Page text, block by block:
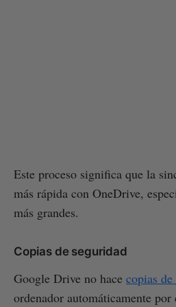
Este proceso significa que la
más rápida con OneDrive,
más grandes.
Copias de seguridad
Google Drive no hace copias
ordenador automáticamente por